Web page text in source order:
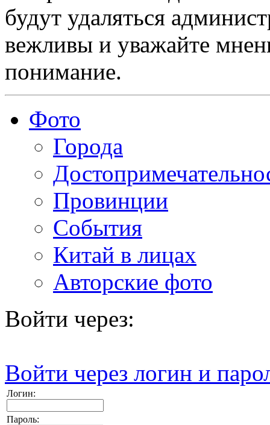
будут удаляться
вежливы и уважайте
понимание.
Фото
Города
Провинции
События
Китай в лицах
Авторские фото
Войти через:
Войти через логин и
Логин:
Пароль: